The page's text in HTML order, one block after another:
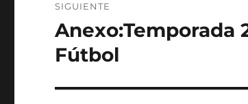
SIGUIENTE
Entrada
siguiente:
Anexo:Temporada
Fútbol